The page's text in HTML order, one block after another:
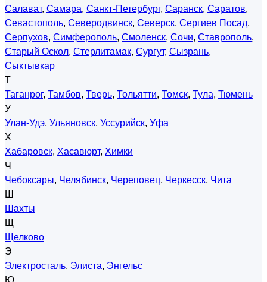
Салават, Самара, Санкт-Петербург, Саранск, Саратов,
Севастополь, Северодвинск, Северск, Сергиев Посад,
Серпухов, Симферополь, Смоленск, Сочи, Ставрополь,
Старый Оскол, Стерлитамак, Сургут, Сызрань,
Сыктывкар
Т
Таганрог, Тамбов, Тверь, Тольятти, Томск, Тула, Тюмень
У
Улан-Удэ, Ульяновск, Уссурийск, Уфа
Х
Хабаровск, Хасавюрт, Химки
Ч
Чебоксары, Челябинск, Череповец, Черкесск, Чита
Ш
Шахты
Щ
Щелково
Э
Электросталь, Элиста, Энгельс
Ю